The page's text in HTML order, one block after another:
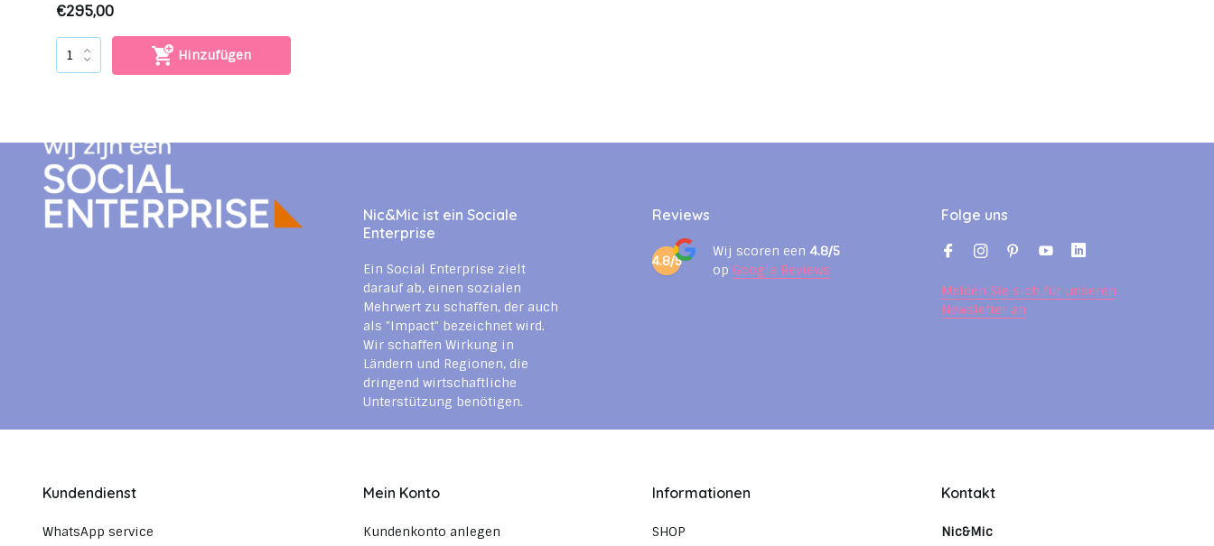
€295,00
Hinzufügen
Nic&Mic ist ein Sociale
Enterprise
Ein Social Enterprise zielt
darauf ab, einen sozialen
Mehrwert zu schaffen, der auch
als "Impact" bezeichnet wird.
Wir schaffen Wirkung in
Ländern und Regionen, die
dringend wirtschaftliche
Unterstützung benötigen.
Reviews
4.8/5
Wij scoren een 4.8/5
op Google Reviews
Folge uns
Melden Sie sich für unseren
Newsletter an
Kundendienst
WhatsApp service
Mein Konto
Kundenkonto anlegen
Informationen
SHOP
Kontakt
Nic&Mic